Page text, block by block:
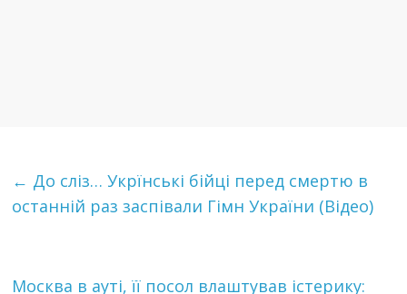
← До сліз… Укрїнські бійці перед смертю в
останній раз заспівали Гімн України (Відео)
Москва в ауті, її посол влаштував істерику: